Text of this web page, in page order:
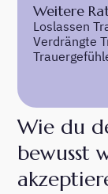
Weitere
Loslassen
Verdrängte
Wie du
bewusst